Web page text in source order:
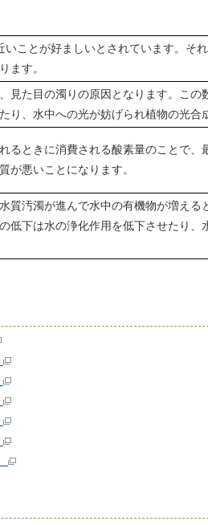
ことが好ましいとされています。そ
ます。
見た目の濁りの原因となります。この
り、水中への光が妨げられ植物の光合
るときに消費される酸素量のことで
が悪いことになります。
質汚濁が進んで水中の有機物が増え
低下は水の浄化作用を低下させたり